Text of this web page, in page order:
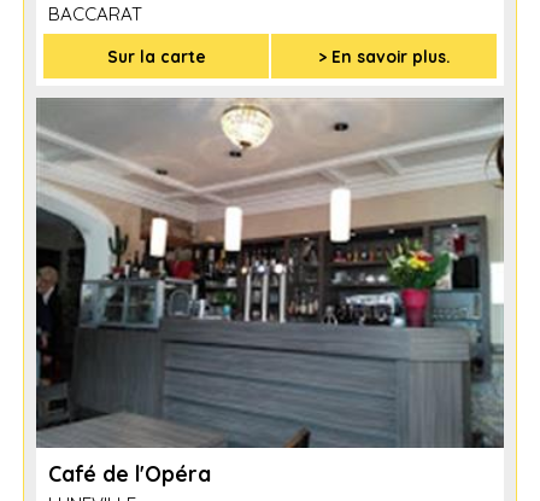
BACCARAT
Sur la carte > En savoir plus.
Café de l'Opéra